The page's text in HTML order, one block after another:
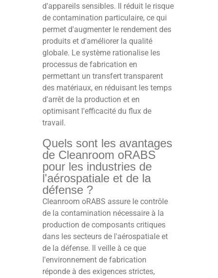
d'appareils sensibles. Il réduit le risque
de contamination particulaire, ce qui
permet d'augmenter le rendement des
produits et d'améliorer la qualité
globale. Le système rationalise les
processus de fabrication en
permettant un transfert transparent
des matériaux, en réduisant les temps
d'arrêt de la production et en
optimisant l'efficacité du flux de
travail.
Quels sont les avantages
de Cleanroom oRABS
pour les industries de
l'aérospatiale et de la
défense ?
Cleanroom oRABS assure le contrôle
de la contamination nécessaire à la
production de composants critiques
dans les secteurs de l'aérospatiale et
de la défense. Il veille à ce que
l'environnement de fabrication
réponde à des exigences strictes,